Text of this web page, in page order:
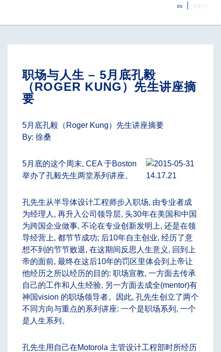
EN
职场与人生 – 5月底孔毅
（ROGER KUNG）先生讲座摘
要
5月底孔毅（Roger Kung）先生讲座摘要
By: 徐桑
5月底的这个周末, CEA 于Boston
举办了孔毅先生两堂系列讲座。
孔先生从半导体设计工程师步入职场, 由专业者成
为经理人, 再升入公司领导层, 头30年在美国和中国
为跨国企业做事, 不论在专业创新发明上, 还是在领
导经营上, 都节节成功; 后10年自主创业, 经历了意
想不到的节节败退, 在这期间反思人生意义, 回到上
帝的面前, 最终在这后10年的罚区里体会到上帝让
他经历之所以经历的目的: 职场宣教, 一方面去传承
自己的工作和人生经验, 另一方面去成全(mentor)有
神国vision 的职场领导者。因此, 孔先生创立了两个
不同方向与重点的系列讲座: 一个是职场系列, 一个
是人生系列。
孔先生用自己在Motorola 主管设计工程部时所经历